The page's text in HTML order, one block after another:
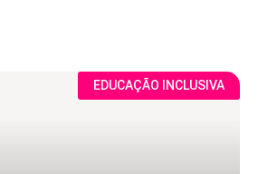
EDUCAÇÃO INCLUSIVA